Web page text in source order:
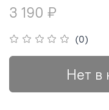
(0)
3 190 ₽
Нет в